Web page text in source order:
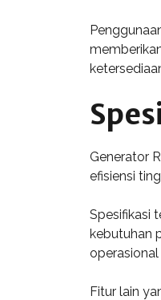
Generator
efisiensi
Spesifikasi
kebutuhan
Fitur lain